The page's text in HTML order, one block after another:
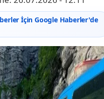
İçin Google Haberler'de